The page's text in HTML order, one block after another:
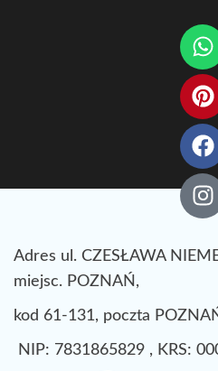
Adres ul. CZESŁAWA
miejsc. POZNAŃ,
kod 61-131, poczta
NIP: 7831865829 , KRS: